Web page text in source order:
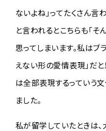
ないよね」ってたくさん言
と言われるとこちらも「そ
思ってしまいます。私はブ
えない形の愛情表現」だと
は全部表現するっていう
ました。
私が留学していたときは、